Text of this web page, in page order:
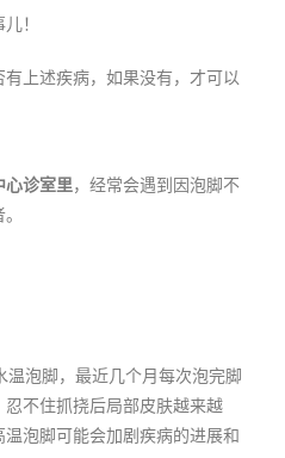
！
上述疾病，如果没有，才可以
心诊室里，经常会遇到因泡脚不
泡脚，最近几个月每次泡完脚
不住抓挠后局部皮肤越来越
泡脚可能会加剧疾病的进展和